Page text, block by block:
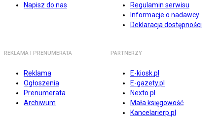
Napisz do nas
Regulamin serwisu
Informacje o nadawcy
Deklaracja dostępności
REKLAMA I PRENUMERATA
Reklama
Ogłoszenia
Prenumerata
Archiwum
PARTNERZY
E-kiosk.pl
E-gazety.pl
Nexto.pl
Mała księgowość
Kancelarierp.pl